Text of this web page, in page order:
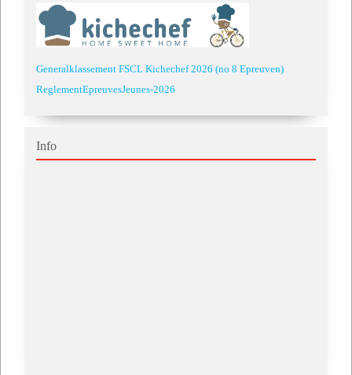
Generalklassement FSCL Kichechef 2026 (no 8 Epreuven)
ReglementEpreuvesJeunes-2026
Info